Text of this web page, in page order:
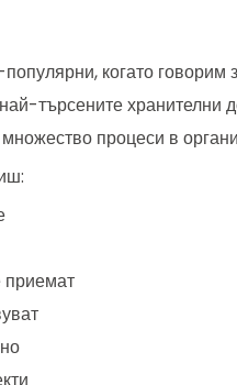
когато
търсените хранителни
процеси в
приемат